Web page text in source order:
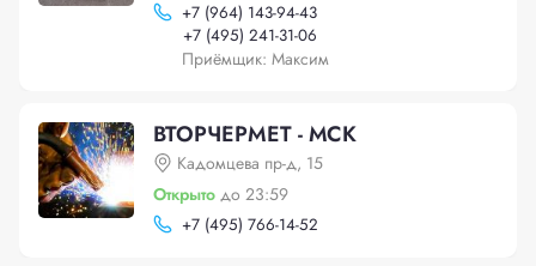
+7 (964) 143-94-43
+7 (495) 241-31-06
Приёмщик: Максим
ВТОРЧЕРМЕТ - МСК
Кадомцева пр-д, 15
Открыто до 23:59
+7 (495) 766-14-52